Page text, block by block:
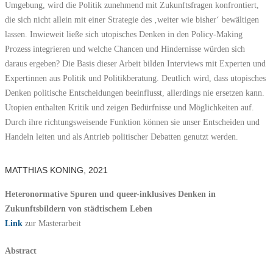
Umgebung, wird die Politik zunehmend mit Zukunftsfragen konfrontiert,
die sich nicht allein mit einer Strategie des ‚weiter wie bisher‘ bewältigen
lassen. Inwieweit ließe sich utopisches Denken in den Policy-Making
Prozess integrieren und welche Chancen und Hindernisse würden sich
daraus ergeben? Die Basis dieser Arbeit bilden Interviews mit Experten und
Expertinnen aus Politik und Politikberatung. Deutlich wird, dass utopisches
Denken politische Entscheidungen beeinflusst, allerdings nie ersetzen kann.
Utopien enthalten Kritik und zeigen Bedürfnisse und Möglichkeiten auf.
Durch ihre richtungsweisende Funktion können sie unser Entscheiden und
Handeln leiten und als Antrieb politischer Debatten genutzt werden.
MATTHIAS KONING, 2021
Heteronormative Spuren und queer-inklusives Denken in
Zukunftsbildern von städtischem Leben
Link zur Masterarbeit
Abstract